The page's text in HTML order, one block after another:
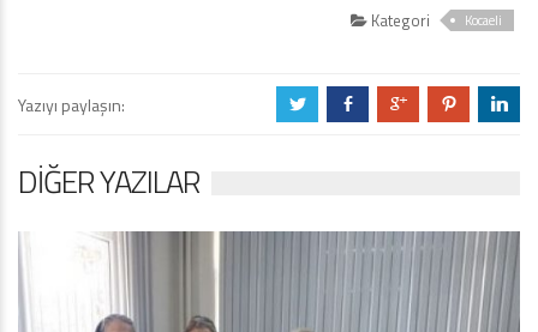
Kategori Kocaeli
Yazıyı paylaşın: a b c d j
DIĞER YAZILAR